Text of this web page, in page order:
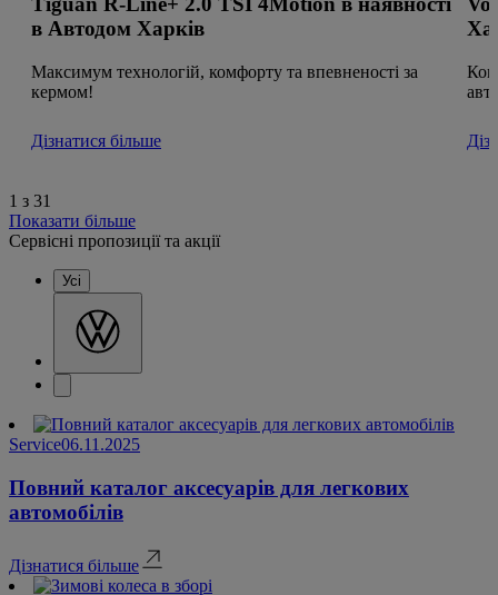
в Автодом Харків
Максимум технологій, комфорту та впевненості за
кермом!
Дізнатися більше
1 з 31
Показати більше
Сервісні пропозиції та акції
Усі
Service06.11.2025
Повний каталог аксесуарів для легкових
автомобілів
Дізнатися більше